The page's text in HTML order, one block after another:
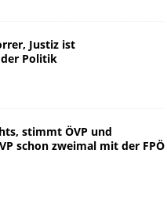
Justiz ist
Politik
stimmt ÖVP und
schon zweimal mit der FPÖ